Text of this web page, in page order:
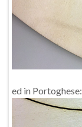
ed in Portoghese: